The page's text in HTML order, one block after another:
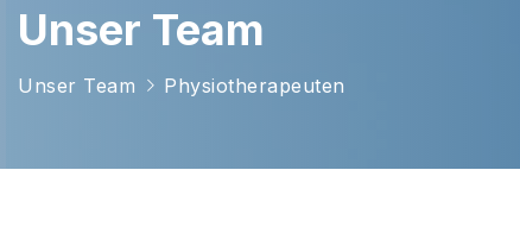
Unser Team
Unser Team Physiotherapeuten